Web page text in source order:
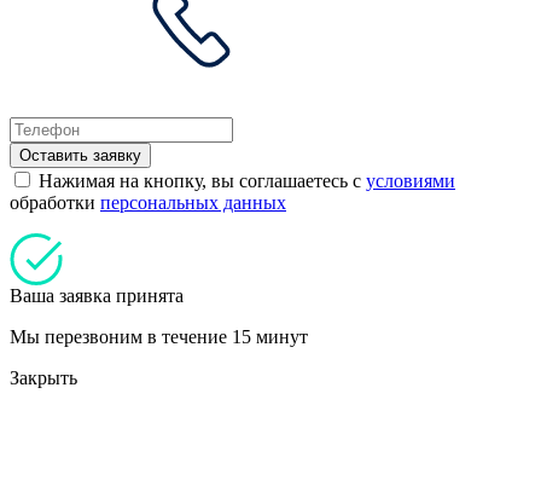
Оставить заявку
Нажимая на кнопку, вы соглашаетесь с условиями
обработки персональных данных
Ваша заявка принята
Мы перезвоним в течение 15 минут
Закрыть